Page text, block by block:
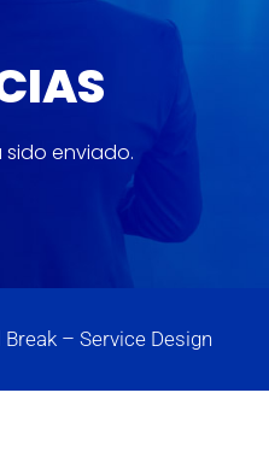
sido enviado.
– Service Design